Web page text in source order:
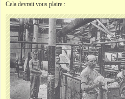
Cela devrait vous plaire :